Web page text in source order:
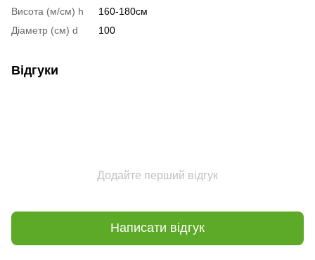
Висота (м/см) h
160-180см
Діаметр (cм) d
100
Відгуки
Додайте перший відгук
Написати відгук